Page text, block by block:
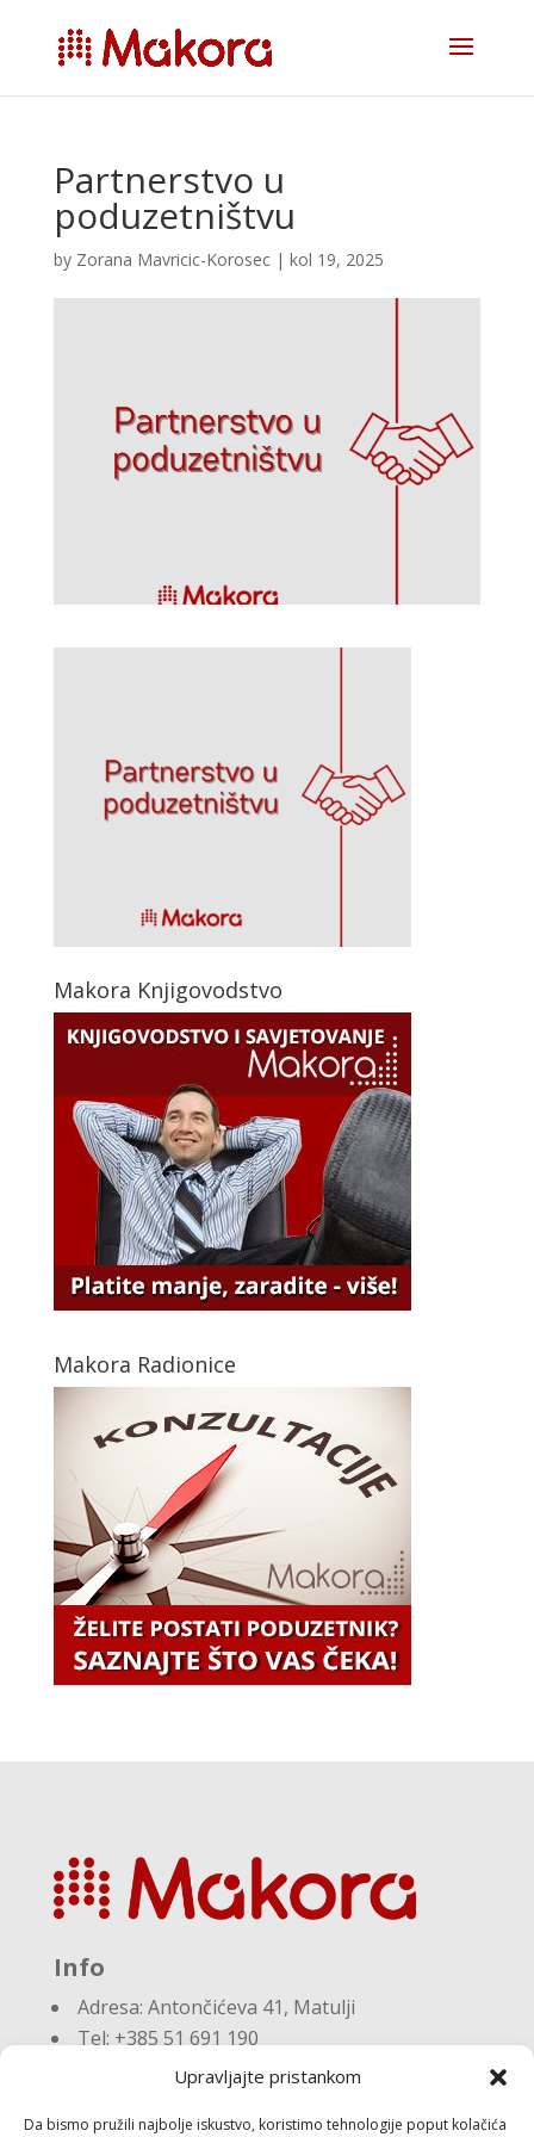
Upravljajte pristankom
Da bismo pružili najbolje iskustvo, koristimo tehnologije poput kolačića
Partnerstvo u
poduzetništvu
by Zorana Mavricic-Korosec| kol 19, 2025
Makora Knjigovodstvo
Makora Radionice
Info
Adresa: Antončićeva 41, Matulji
Tel: +385 51 691 190
Email:knjigovodstvo@makora.hr